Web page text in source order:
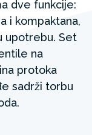
dve funkcije:
i kompaktana,
upotrebu. Set
na
protoka
sadrži torbu